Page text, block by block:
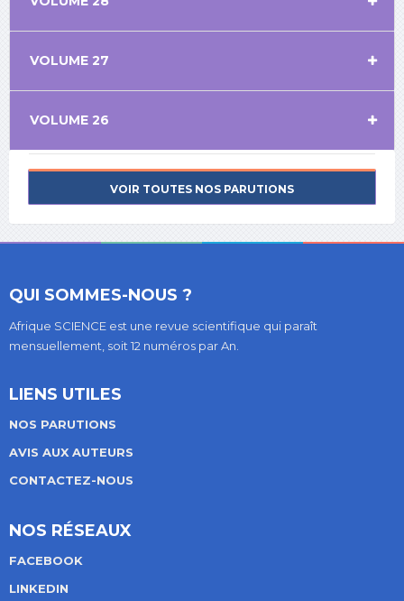
VOLUME 27
VOLUME 26
VOIR TOUTES NOS PARUTIONS
QUI SOMMES-NOUS ?
Afrique SCIENCE est une revue scientifique qui paraît
mensuellement, soit 12 numéros par An.
LIENS UTILES
NOS PARUTIONS
AVIS AUX AUTEURS
CONTACTEZ-NOUS
NOS RÉSEAUX
FACEBOOK
LINKEDIN